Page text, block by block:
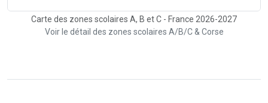
Carte des zones scolaires A, B et C - France 2026-2027
Voir le détail des zones scolaires A/B/C & Corse